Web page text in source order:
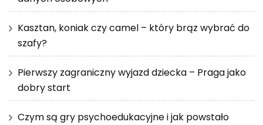
Kasztan, koniak czy camel – który brąz wybrać do
szafy?
Pierwszy zagraniczny wyjazd dziecka – Praga jako
dobry start
Czym są gry psychoedukacyjne i jak powstało